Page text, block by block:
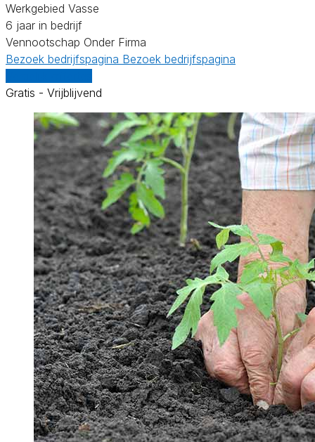
Werkgebied Vasse
6 jaar in bedrijf
Vennootschap Onder Firma
Bezoek bedrijfspagina Bezoek bedrijfspagina
Gratis - Vrijblijvend